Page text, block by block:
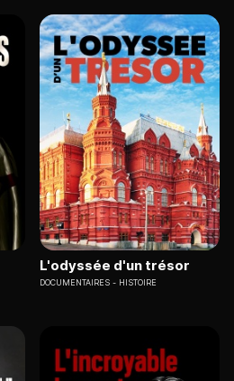
L'odyssée d'un trésor
DOCUMENTAIRES HISTOIRE